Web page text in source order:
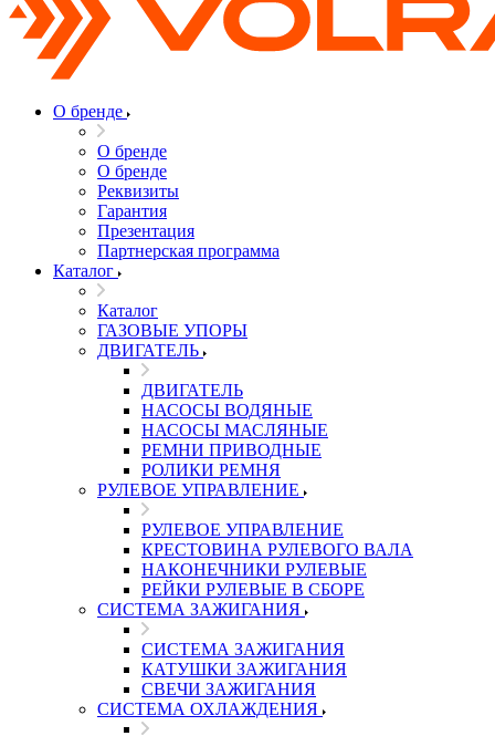
О бренде
О бренде
О бренде
Реквизиты
Гарантия
Презентация
Партнерская программа
Каталог
Каталог
ГАЗОВЫЕ УПОРЫ
ДВИГАТЕЛЬ
ДВИГАТЕЛЬ
НАСОСЫ ВОДЯНЫЕ
НАСОСЫ МАСЛЯНЫЕ
РЕМНИ ПРИВОДНЫЕ
РОЛИКИ РЕМНЯ
РУЛЕВОЕ УПРАВЛЕНИЕ
РУЛЕВОЕ УПРАВЛЕНИЕ
КРЕСТОВИНА РУЛЕВОГО ВАЛА
НАКОНЕЧНИКИ РУЛЕВЫЕ
РЕЙКИ РУЛЕВЫЕ В СБОРЕ
СИСТЕМА ЗАЖИГАНИЯ
СИСТЕМА ЗАЖИГАНИЯ
КАТУШКИ ЗАЖИГАНИЯ
СВЕЧИ ЗАЖИГАНИЯ
СИСТЕМА ОХЛАЖДЕНИЯ